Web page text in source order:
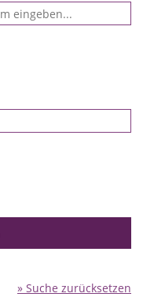
» Suche zurücksetzen